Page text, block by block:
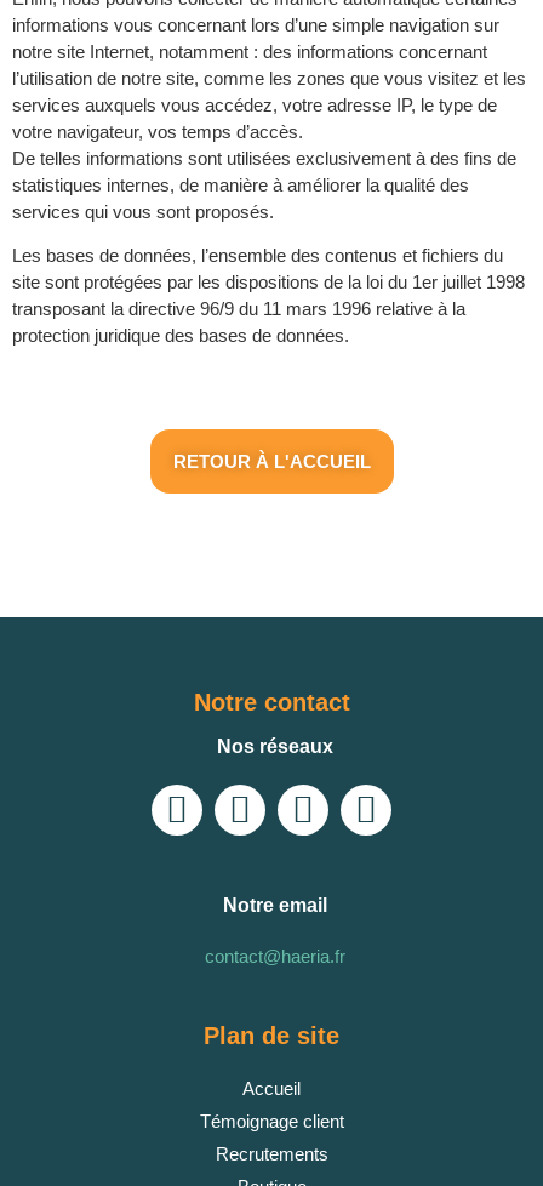
informations vous concernant lors d’une simple navigation sur
notre site Internet, notamment : des informations concernant
l’utilisation de notre site, comme les zones que vous visitez et les
services auxquels vous accédez, votre adresse IP, le type de
votre navigateur, vos temps d’accès.
De telles informations sont utilisées exclusivement à des fins de
statistiques internes, de manière à améliorer la qualité des
services qui vous sont proposés.
Les bases de données, l’ensemble des contenus et fichiers du
site sont protégées par les dispositions de la loi du 1er juillet 1998
transposant la directive 96/9 du 11 mars 1996 relative à la
protection juridique des bases de données.
RETOUR À L'ACCUEIL
Notre contact
Nos réseaux
Notre email
contact@haeria.fr
Plan de site
Accueil
Témoignage client
Recrutements